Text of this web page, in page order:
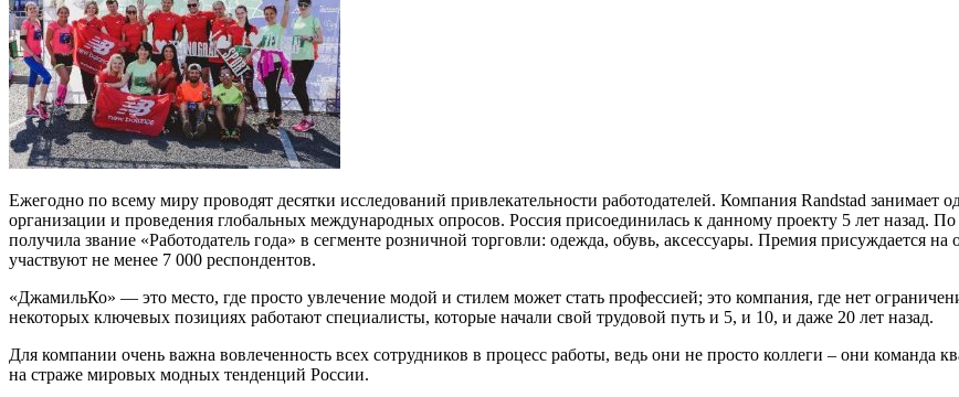
Ежегодно по всему миру проводят десятки исследований привлекательности работодателей. Компания Randstad занимает
организации и проведения глобальных международных опросов. Россия присоединилась к данному проекту 5 лет назад.
получила звание «Работодатель года» в сегменте розничной торговли: одежда, обувь, аксессуары. Премия присуждается на
участвуют не менее 7 000 респондентов.
«ДжамильКо» — это место, где просто увлечение модой и стилем может стать профессией; это компания, где нет
некоторых ключевых позициях работают специалисты, которые начали свой трудовой путь и 5, и 10, и даже 20 лет назад.
Для компании очень важна вовлеченность всех сотрудников в процесс работы, ведь они не просто коллеги – они команда
на страже мировых модных тенденций России.